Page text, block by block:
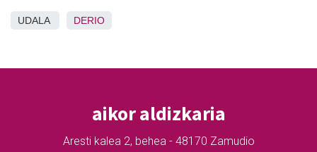
UDALA DERIO
aikor aldizkaria
Aresti kalea 2, behea - 48170 Zamudio